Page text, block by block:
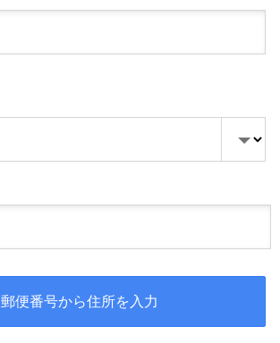
郵便番号から住所を入力